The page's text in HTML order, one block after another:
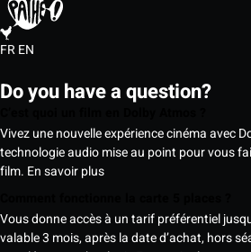
FREN
Do you have a question?
Vivez une nouvelle expérience cinéma avec
technologie audio mise au point pour vous
film. En savoir plus
Vous donne accès à un tarif préférentiel
valable 3 mois, après la date d’achat, hors